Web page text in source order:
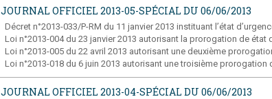
JOURNAL OFFICIEL 2013-05-SPÉCIAL DU 06/06/2013
Décret n°2013-033/P-RM du 11 janvier 2013 instituant l’état
Loi n°2013-004 du 23 janvier 2013 autorisant la prorogation de état
Loi n°2013-005 du 22 avril 2013 autorisant une deuxième
Loi n°2013-018 du 6 juin 2013 autorisant une troisième prorogation
JOURNAL OFFICIEL 2013-04-SPÉCIAL DU 06/06/2013